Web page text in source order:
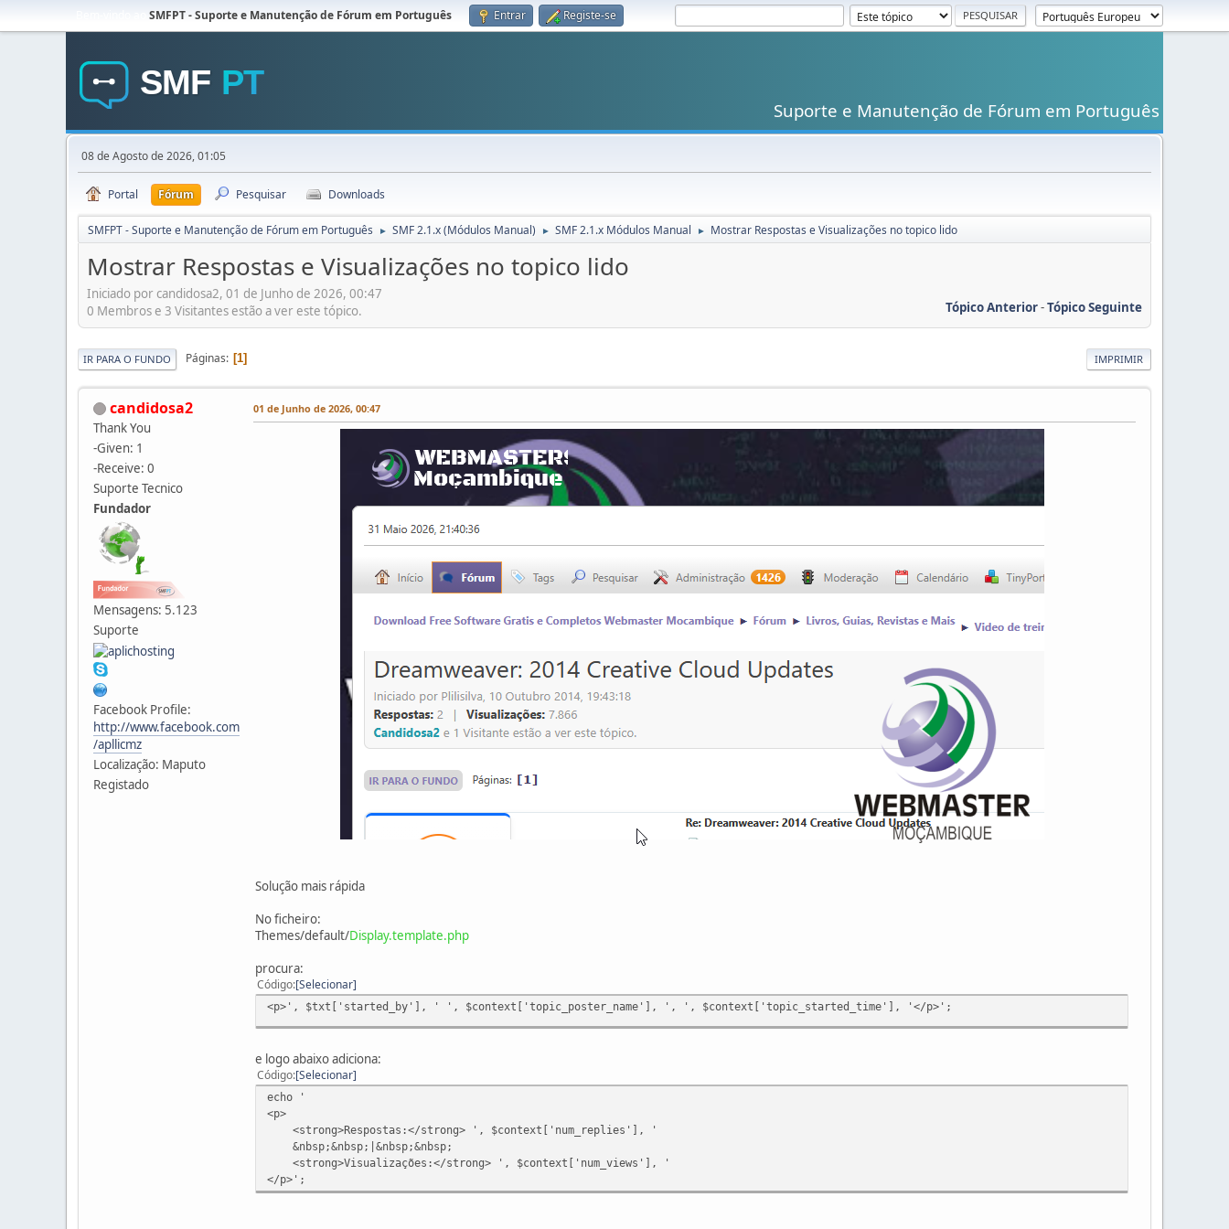
SMFPT - Suporte e Manutenção de Fórum em Português Entrar Registe-se
Suporte e Manutenção de Fórum em Português
08 de Agosto de 2026, 01:05
Portal Fórum Pesquisar Downloads
SMFPT - Suporte e Manutenção de Fórum em Português ► SMF 2.1.x (Módulos Manual) ► SMF 2.1.x Módulos Manual ► Mostrar Respostas e Visualizações no topico lido
Mostrar Respostas e Visualizações no topico lido
Iniciado por candidosa2, 01 de Junho de 2026, 00:47
Tópico Anterior-Tópico Seguinte
0 Membros e 3 Visitantes estão a ver este tópico.
IMPRIMIR
IR PARA O FUNDO Páginas 1
candidosa2
Thank You
-Given: 1
-Receive: 0
Suporte Tecnico
Fundador
Mensagens: 5.123
Suporte
Facebook Profile:
http://www.facebook.com
/apllicmz
Localização: Maputo
Registado
01 de Junho de 2026, 00:47
Solução mais rápida
No ficheiro:
Themes/default/Display.template.php
procura:
Código Selecionar
<p>', $txt['started_by'], ' ', $context['topic_poster_name'], ', ', $context['topic_started_time'], '</p>';
e logo abaixo adiciona:
Código Selecionar
echo '
<p>
<strong>Respostas:</strong> ', $context['num_replies'], '
&nbsp;&nbsp;|&nbsp;&nbsp;
<strong>Visualizações:</strong> ', $context['num_views'], '
</p>';